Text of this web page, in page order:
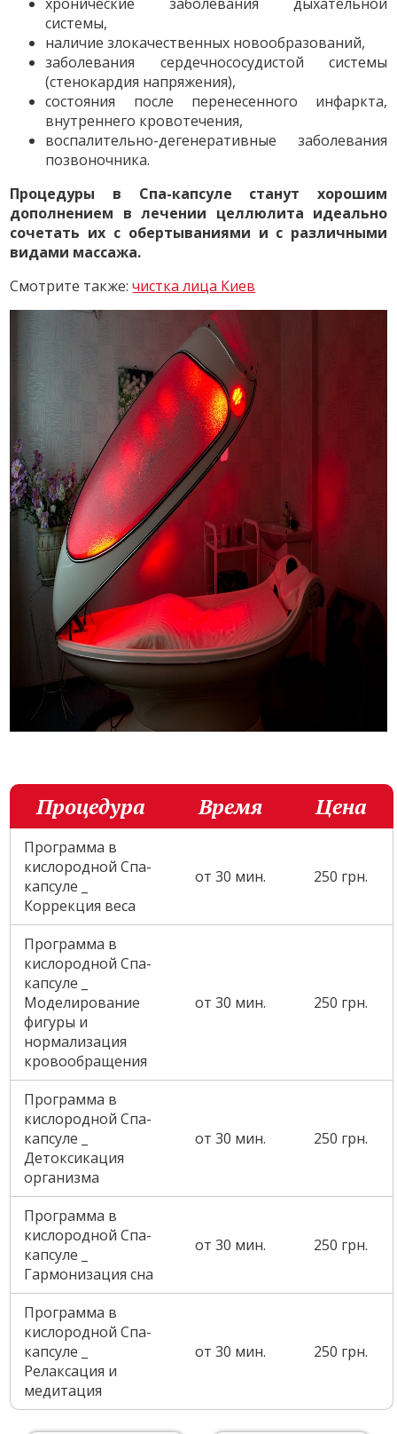
системы,
наличие злокачественных новообразований,
заболевания сердечнососудистой системы
(стенокардия напряжения),
состояния после перенесенного инфаркта,
внутреннего кровотечения,
воспалительно-дегенеративные заболевания
позвоночника.
Процедуры в Спа-капсуле станут хорошим
дополнением в лечении целлюлита идеально
сочетать их с обертываниями и с различными
видами массажа.
Смотрите также:чистка лица Киев
Процедура Время Цена
Программа в
кислородной Спа-
капсуле _
Коррекция веса
от 30 мин. 250 грн.
Программа в
кислородной Спа-
капсуле _
Моделирование
фигуры и
нормализация
кровообращения
от 30 мин. 250 грн.
Программа в
кислородной Спа-
капсуле _
Детоксикация
организма
от 30 мин. 250 грн.
Программа в
кислородной Спа-
капсуле _
Гармонизация сна
от 30 мин. 250 грн.
Программа в
кислородной Спа-
капсуле _
Релаксация и
медитация
от 30 мин. 250 грн.